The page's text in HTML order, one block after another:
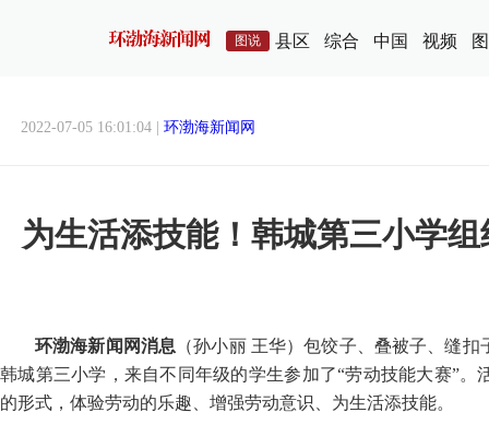
图说 县区 综合 中国 视频
2022-07-05 16:01:04 | 环渤海新闻网
为生活添技能！韩城第三小学
环渤海新闻网消息 （孙小丽 王华）包饺子、叠被子、缝
韩城第三小学，来自不同年级的学生参加了“劳动技能大赛”
的形式，体验劳动的乐趣、增强劳动意识、为生活添技能。